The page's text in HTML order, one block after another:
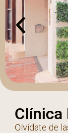
Clínica
Olvídate de